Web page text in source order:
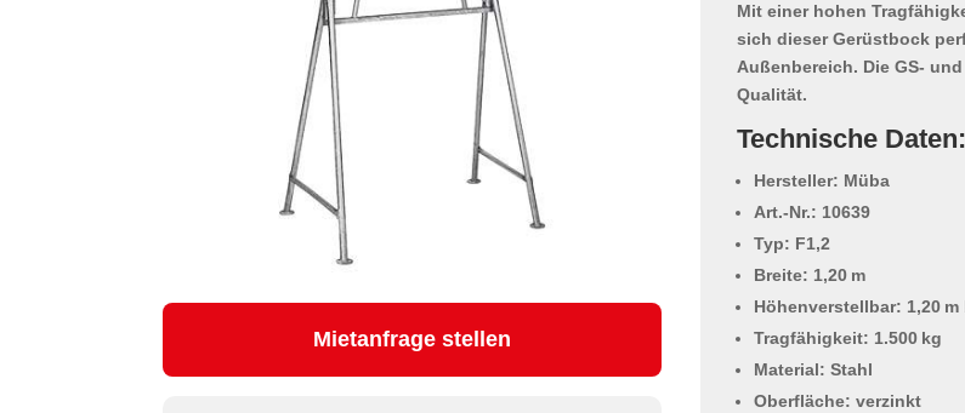
Mietanfrage stellen
Mit einer hohen
sich dieserGerüstbock
Außenbereich. Die GS-
Qualität.
Technische Daten:
Hersteller: Müba
Art.-Nr.: 10639
Typ: F1,2
Breite: 1,20 m
Höhenverstellbar: 1,20 m
Tragfähigkeit: 1.500 kg
Material: Stahl
Oberfläche: verzinkt